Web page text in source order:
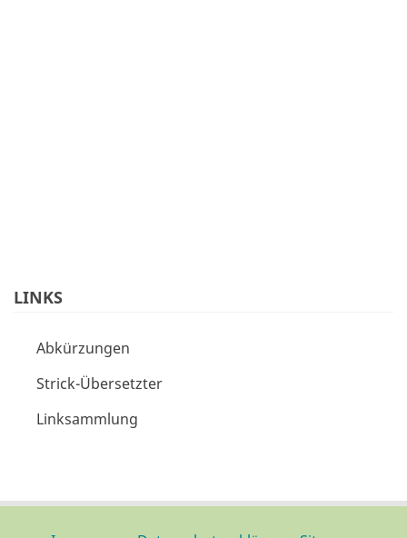
LINKS
Abkürzungen
Strick-Übersetzter
Linksammlung